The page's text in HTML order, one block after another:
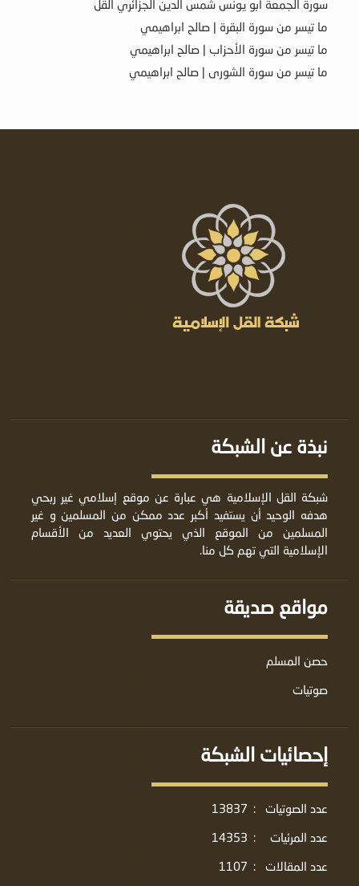
سورة الجمعة أبو يونس شمس الدين الجزائري القل
ما تيسر من سورة البقرة | صالح ابراهيمي
ما تيسر من سورة الأحزاب | صالح ابراهيمي
ما تيسر من سورة الشورى | صالح ابراهيمي
نبذة عن الشبكة
شبكة القل الإسلامية هي عبارة عن موقع إسلامي غير ربحي
هدفه الوحيد أن يستفيد أكبر عدد ممكن من المسلمين و غير
المسلمين من الموقع الذي يحتوي العديد من الأقسام
الإسلامية التي تهم كل منا.
مواقع صديقة
حصن المسلم
صوتيات
إحصائيات الشبكة
عدد الصوتيات :
13837
عدد المرئيات
:
14353
عدد المقالات
:
1107